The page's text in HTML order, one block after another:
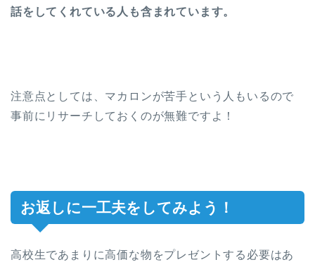
話をしてくれている人も含まれています。
注意点としては、マカロンが苦手という人もいるので
事前にリサーチしておくのが無難ですよ！
お返しに一工夫をしてみよう！
高校生であまりに高価な物をプレゼントする必要はあ